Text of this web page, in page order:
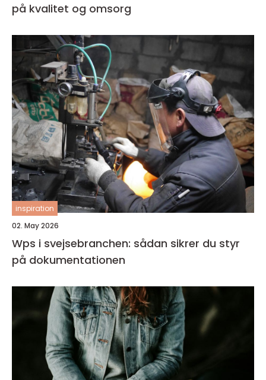
på kvalitet og omsorg
inspiration
02. May 2026
Wps i svejsebranchen: sådan sikrer du styr
på dokumentationen